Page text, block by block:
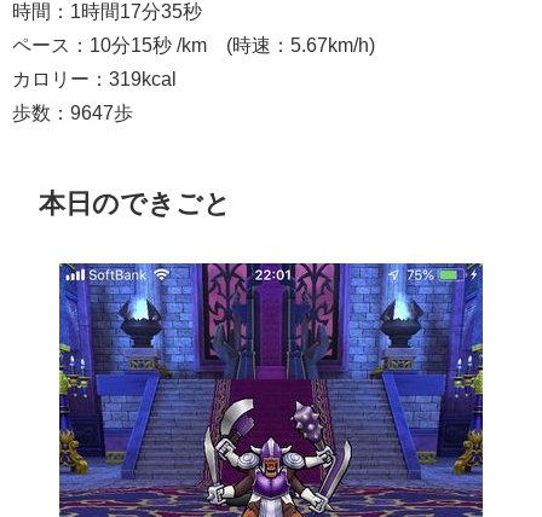
時間：1時間17分35秒
ペース：10分15秒 /km (時速：5.67km/h)
カロリー：319kcal
歩数：9647歩
本日のできごと